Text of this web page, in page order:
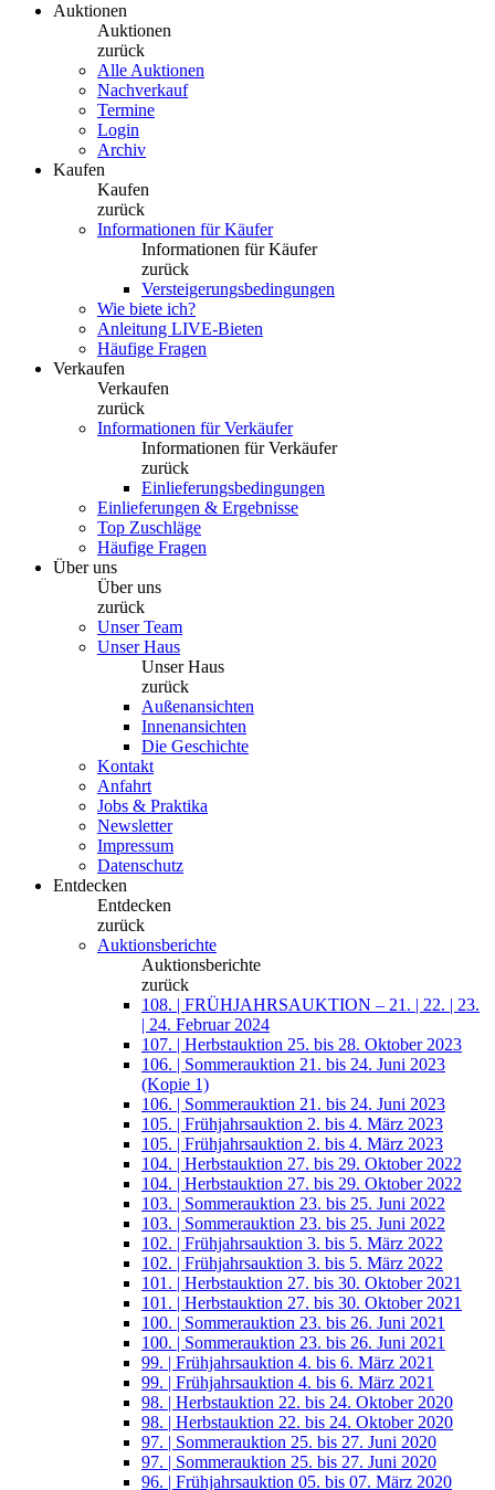
Auktionen
Auktionen
zurück
Alle Auktionen
Nachverkauf
Termine
Login
Archiv
Kaufen
Kaufen
zurück
Informationen für Käufer
Informationen für Käufer
zurück
Versteigerungsbedingungen
Wie biete ich?
Anleitung LIVE-Bieten
Häufige Fragen
Verkaufen
Verkaufen
zurück
Informationen für Verkäufer
Informationen für Verkäufer
zurück
Einlieferungsbedingungen
Einlieferungen & Ergebnisse
Top Zuschläge
Häufige Fragen
Über uns
Über uns
zurück
Unser Team
Unser Haus
Unser Haus
zurück
Außenansichten
Innenansichten
Die Geschichte
Kontakt
Anfahrt
Jobs & Praktika
Newsletter
Impressum
Datenschutz
Entdecken
Entdecken
zurück
Auktionsberichte
Auktionsberichte
zurück
108. | FRÜHJAHRSAUKTION – 21. | 22. | 23.
| 24. Februar 2024
107. | Herbstauktion 25. bis 28. Oktober 2023
106. | Sommerauktion 21. bis 24. Juni 2023
(Kopie 1)
106. | Sommerauktion 21. bis 24. Juni 2023
105. | Frühjahrsauktion 2. bis 4. März 2023
105. | Frühjahrsauktion 2. bis 4. März 2023
104. | Herbstauktion 27. bis 29. Oktober 2022
104. | Herbstauktion 27. bis 29. Oktober 2022
103. | Sommerauktion 23. bis 25. Juni 2022
103. | Sommerauktion 23. bis 25. Juni 2022
102. | Frühjahrsauktion 3. bis 5. März 2022
102. | Frühjahrsauktion 3. bis 5. März 2022
101. | Herbstauktion 27. bis 30. Oktober 2021
101. | Herbstauktion 27. bis 30. Oktober 2021
100. | Sommerauktion 23. bis 26. Juni 2021
100. | Sommerauktion 23. bis 26. Juni 2021
99. | Frühjahrsauktion 4. bis 6. März 2021
99. | Frühjahrsauktion 4. bis 6. März 2021
98. | Herbstauktion 22. bis 24. Oktober 2020
98. | Herbstauktion 22. bis 24. Oktober 2020
97. | Sommerauktion 25. bis 27. Juni 2020
97. | Sommerauktion 25. bis 27. Juni 2020
96. | Frühjahrsauktion 05. bis 07. März 2020